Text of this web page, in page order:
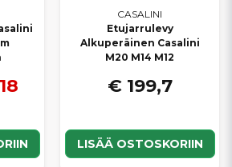
CASALINI
Etujarrulevy
Alkuperäinen Casalini
M20 M14 M12
€ 199,7
LISÄÄ OSTOSKORIIN